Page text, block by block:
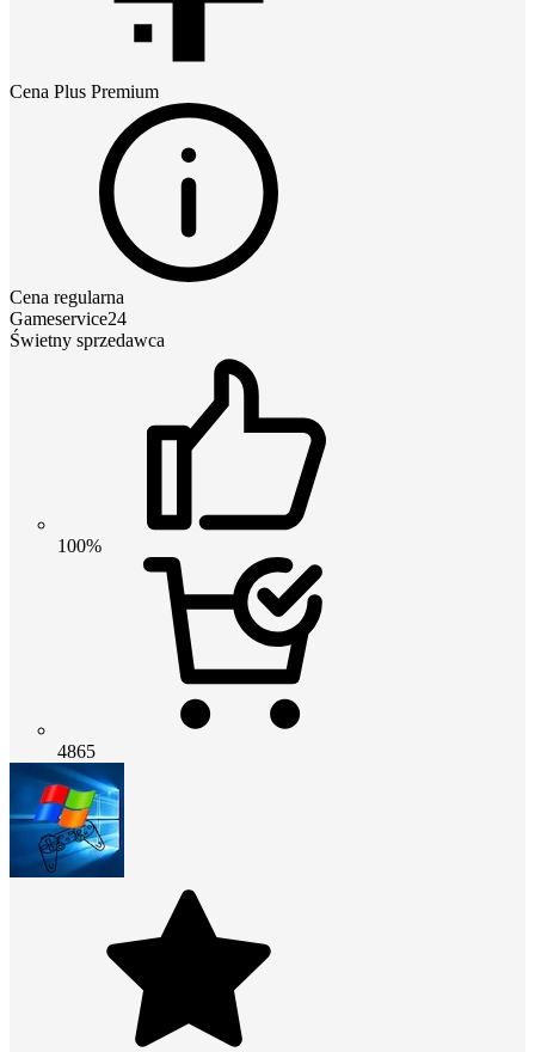
Cena Plus Premium
Cena regularna
Gameservice24
Świetny sprzedawca
100%
4865